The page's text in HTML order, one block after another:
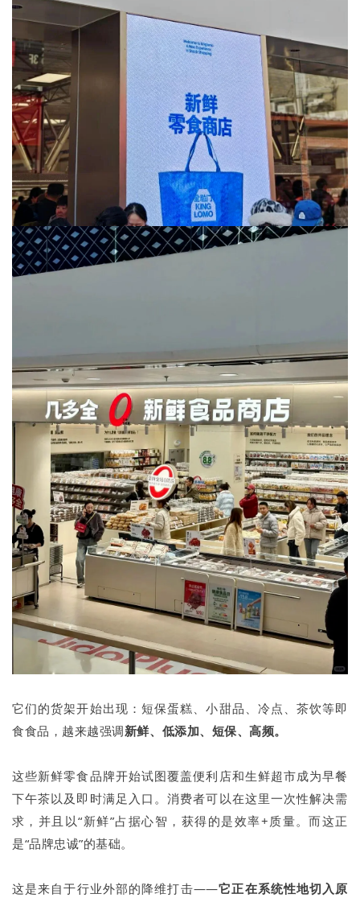
它们的货架开始出现：短保蛋糕、小甜品、冷点、茶饮等即
食食品，越来越强调新鲜、低添加、短保、高频。
这些新鲜零食品牌开始试图覆盖便利店和生鲜超市成为早餐
下午茶以及即时满足入口。消费者可以在这里一次性解决需
求，并且以“新鲜”占据心智，获得的是效率+质量。而这正
是“品牌忠诚”的基础。
这是来自于行业外部的降维打击——它正在系统性地切入原